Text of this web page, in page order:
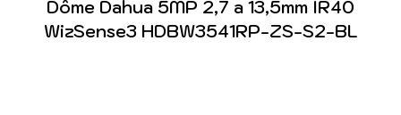
Dôme Dahua 5MP 2,7 a 13,5mm IR40
WizSense3 HDBW3541RP-ZS-S2-BL